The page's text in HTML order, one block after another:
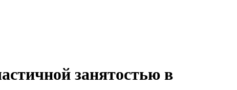
занятостью в